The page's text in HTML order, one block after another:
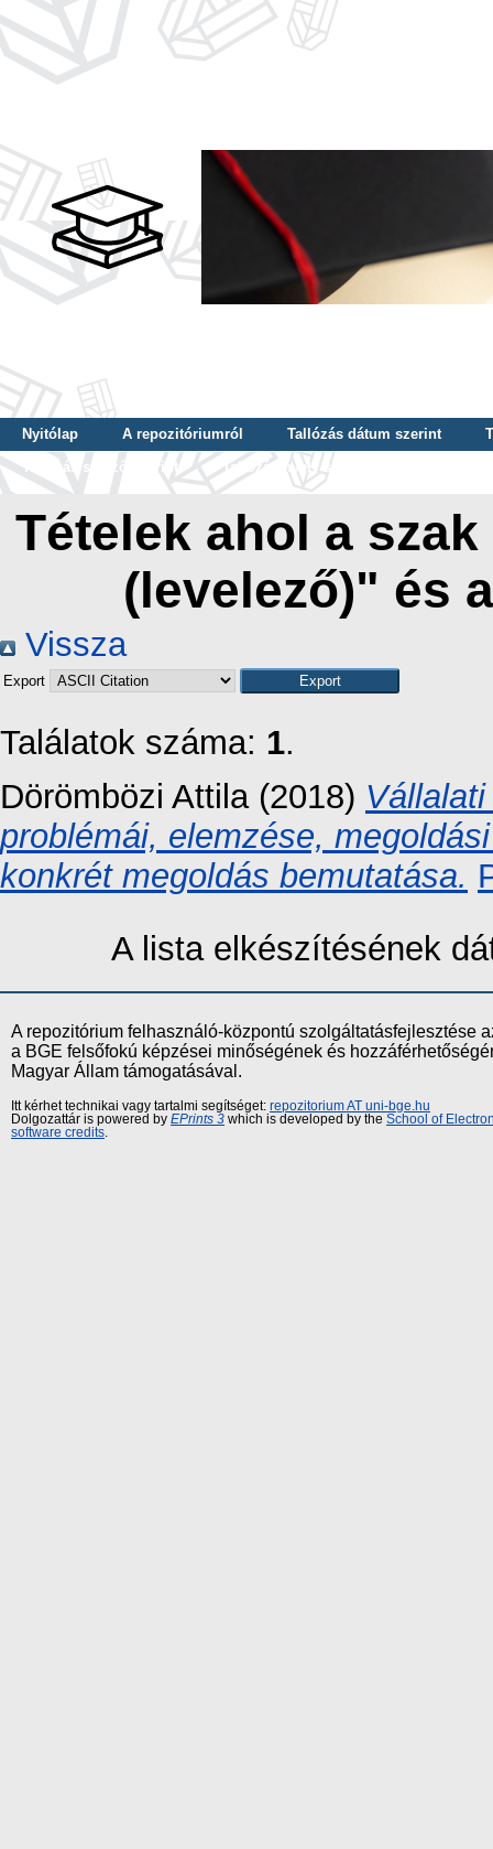
Nyitólap A repozitóriumról Tallózás dátum szerint
Tallózás szerző szerint
Tallózás nyelv szerint
Tételek ahol a
(levelező)" és
Vissza
Export
Találatok száma: 1.
Dörömbözi Attila (2018)
problémái, elemzése,
konkrét megoldás bemutatása.
A lista elkészítésének
A repozitórium felhasználó-központú szolgáltatásfejlesztése
a BGE felsőfokú képzései minőségének és
Magyar Állam támogatásával.
Itt kérhet technikai vagy tartalmi segítséget: repozitorium AT uni-bge.hu
Dolgozattár is powered by EPrints 3 which is developed by the School of
software credits